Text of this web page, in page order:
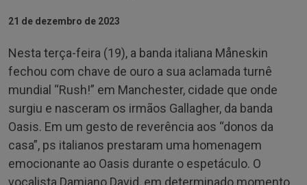
21 de dezembro de 2023
Nesta terça-feira (19), a banda italiana Måneskin
fechou com chave de ouro a sua aclamada turnê
mundial “Rush!” em Manchester, cidade que onde
surgiu e nasceram os irmãos Gallagher, da banda
Oasis. Em um gesto de reverência aos “donos da
casa”, ps italianos prestaram uma homenagem
emocionante ao Oasis durante o espetáculo. O
vocalista Damiano David, em determinado momento